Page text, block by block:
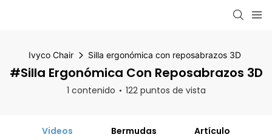
Ivyco Chair Silla ergonómica con reposabrazos 3D
#Silla Ergonómica Con Reposabrazos 3D
1 contenido 122 puntos de vista
Videos Bermudas Artículo